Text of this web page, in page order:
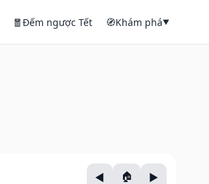
🧧Đếm ngược Tết 🧭Khám phá▼